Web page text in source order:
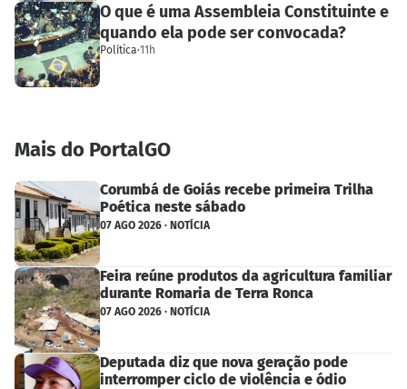
O que é uma Assembleia Constituinte e
quando ela pode ser convocada?
Política·11h
Mais do PortalGO
Corumbá de Goiás recebe primeira Trilha
Poética neste sábado
07 AGO 2026 · NOTÍCIA
Feira reúne produtos da agricultura familiar
durante Romaria de Terra Ronca
07 AGO 2026 · NOTÍCIA
Deputada diz que nova geração pode
interromper ciclo de violência e ódio